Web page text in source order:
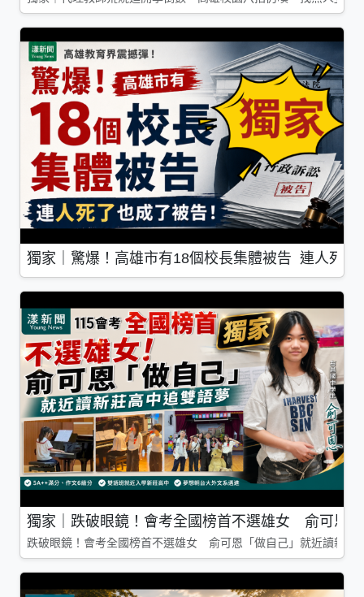
獨家｜驚爆！高雄市有18個校長集體被告 連人死了
獨家｜跌破眼鏡！會考全國榜首不選雄女 俞可恩
跌破眼鏡！會考全國榜首不選雄女 俞可恩「做自己」就近讀新莊